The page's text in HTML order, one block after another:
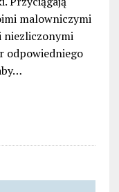
malowniczymi
niezliczonymi
odpowiedniego